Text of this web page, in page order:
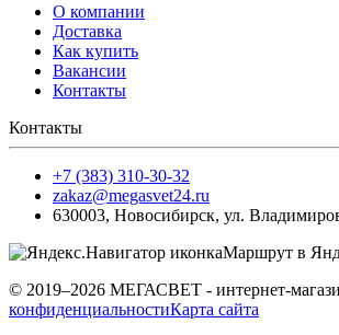
О компании
Доставка
Как купить
Вакансии
Контакты
Контакты
+7 (383) 310-30-32
zakaz@megasvet24.ru
630003, Новосибирск, ул.
Маршрут в
© 2019–2026 МЕГАСВЕТ - интернет-
конфиденциальностиКарта сайта